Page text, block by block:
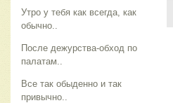
Утро у тебя как всегда, как
обычно..
После дежурства-обход по
палатам..
Все так обыденно и так
привычно..